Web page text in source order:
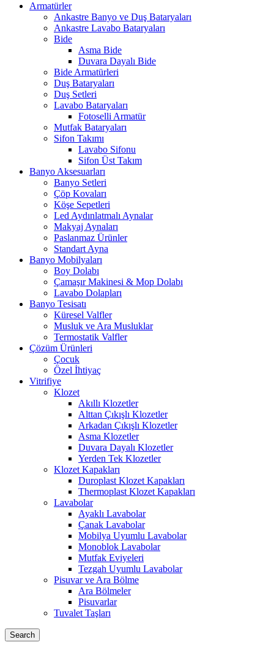
Armatürler
Ankastre Banyo ve Duş Bataryaları
Ankastre Lavabo Bataryaları
Bide
Asma Bide
Duvara Dayalı Bide
Bide Armatürleri
Duş Bataryaları
Duş Setleri
Lavabo Bataryaları
Fotoselli Armatür
Mutfak Bataryaları
Sifon Takımı
Lavabo Sifonu
Sifon Üst Takım
Banyo Aksesuarları
Banyo Setleri
Çöp Kovaları
Köşe Sepetleri
Led Aydınlatmalı Aynalar
Makyaj Aynaları
Paslanmaz Ürünler
Standart Ayna
Banyo Mobilyaları
Boy Dolabı
Çamaşır Makinesi & Mop Dolabı
Lavabo Dolapları
Banyo Tesisatı
Küresel Valfler
Musluk ve Ara Musluklar
Termostatik Valfler
Çözüm Ürünleri
Çocuk
Özel İhtiyaç
Vitrifiye
Klozet
Akıllı Klozetler
Alttan Çıkışlı Klozetler
Arkadan Çıkışlı Klozetler
Asma Klozetler
Duvara Dayalı Klozetler
Yerden Tek Klozetler
Klozet Kapakları
Duroplast Klozet Kapakları
Thermoplast Klozet Kapakları
Lavabolar
Ayaklı Lavabolar
Çanak Lavabolar
Mobilya Uyumlu Lavabolar
Monoblok Lavabolar
Mutfak Eviyeleri
Tezgah Uyumlu Lavabolar
Pisuvar ve Ara Bölme
Ara Bölmeler
Pisuvarlar
Tuvalet Taşları
Search